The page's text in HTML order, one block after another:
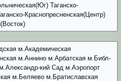
Таганско-
Краснопресненская(Центр)
м.Академическая
м.Аннино м.Арбатская м.Библ-
кий Сад м.Аэропорт
м.Беляево м.Братиславская